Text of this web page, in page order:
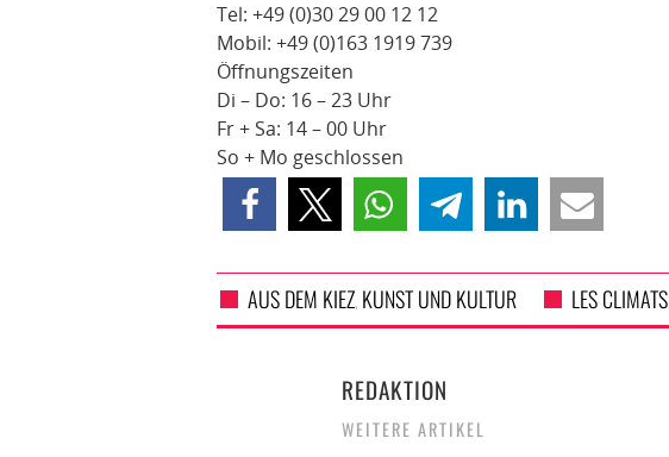
Tel: +49 (0)30 29 00 12 12
Mobil: +49 (0)163 1919 739
Öffnungszeiten
Di – Do: 16 – 23 Uhr
Fr + Sa: 14 – 00 Uhr
So + Mo geschlossen
AUS DEM KIEZ, KUNST UND KULTUR LES CLIMATS,
REDAKTION
WEITERE ARTIKEL